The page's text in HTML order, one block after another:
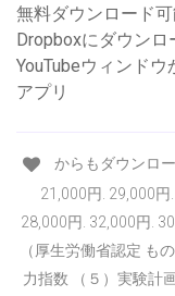
無料ダウンロード
Dropboxにダウン
YouTubeウィンド
アプリ
からもダウンロ
21,000円. 29,000円
28,000円. 32,000円.
（厚生労働省認定 も
力指数 （５）実験計